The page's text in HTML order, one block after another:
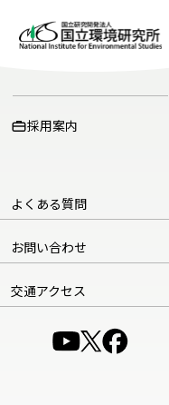
採用案内
よくある質問
お問い合わせ
交通アクセス
（別ウインド
（別ウイ
（別